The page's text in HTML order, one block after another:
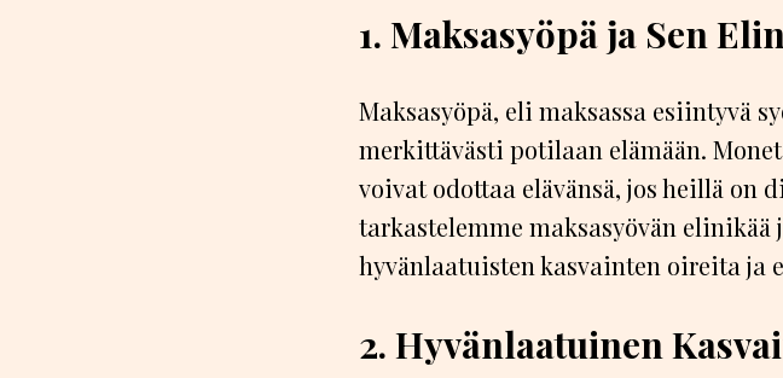
1. Maksasyöpä ja Sen
Maksasyöpä, eli maksassa esiintyvä
merkittävästi potilaan elämään.
voivat odottaa elävänsä, jos heillä on
tarkastelemme maksasyövän
hyvänlaatuisten kasvainten oireita ja
2. Hyvänlaatuinen